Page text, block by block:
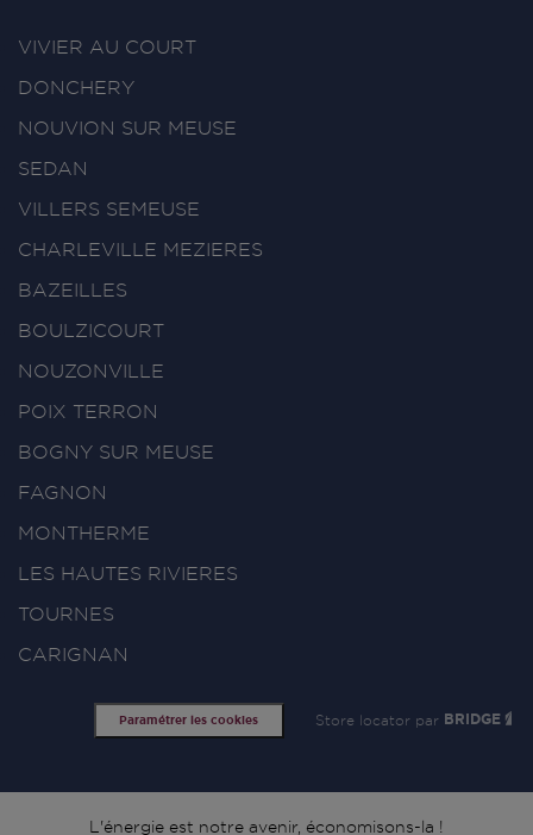
VIVIER AU COURT
DONCHERY
NOUVION SUR MEUSE
SEDAN
VILLERS SEMEUSE
CHARLEVILLE MEZIERES
BAZEILLES
BOULZICOURT
NOUZONVILLE
POIX TERRON
BOGNY SUR MEUSE
FAGNON
MONTHERME
LES HAUTES RIVIERES
TOURNES
CARIGNAN
Paramétrer les cookies Store locator par BRIDGE
L'énergie est notre avenir, économisons-la !